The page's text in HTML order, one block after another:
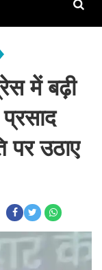
में बढ़ी
पर उठाए